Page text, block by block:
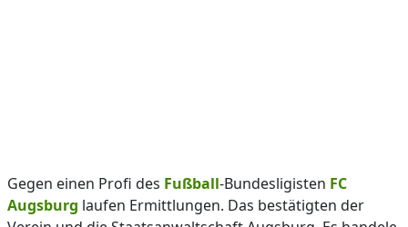
Gegen einen Profi des Fußball-Bundesligisten FC
Augsburg laufen Ermittlungen. Das bestätigten der